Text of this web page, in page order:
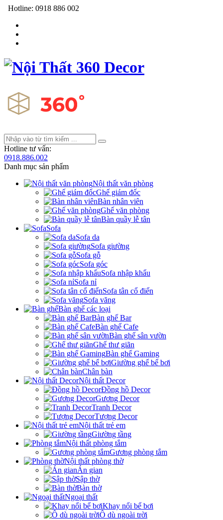
Hotline: 0918 886 002
Hotline tư vấn:
0918.886.002
Danh mục sản phẩm
Nội thất văn phòng
Ghế giám đốc
Bàn nhân viên
Ghế văn phòng
Bàn quầy lễ tân
Sofa
Sofa da
Sofa giường
Sofa gỗ
Sofa góc
Sofa nhập khẩu
Sofa nỉ
Sofa tân cổ điển
Sofa văng
Bàn ghế các loại
Bàn ghế Bar
Bàn ghế Cafe
Bàn ghế sân vườn
Ghế thư giãn
Bàn ghế Gaming
Giường ghế bể bơi
Chân bàn
Nội thất Decor
Đồng hồ Decor
Gương Decor
Tranh Decor
Tượng Decor
Nội thất trẻ em
Giường tầng
Nội thất phòng tắm
Gương phòng tắm
Nội thất phòng thờ
Án gian
Sập thờ
Bàn thờ
Ngoại thất
Khay nổi bể bơi
Ô dù ngoài trời